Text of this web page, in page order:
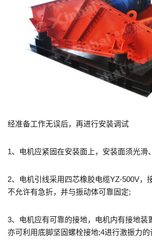
经准备工作无误后，再进行安装调试
1、电机应紧固在安装面上，安装面须光滑
2、电机引线采用四芯橡胶电缆YZ-500V，
不允许有急折，并与振动体可靠固定;
3、电机应有可靠的接地，电机内有接地装
亦可利用底脚坚固螺栓接地;4进行激振力的